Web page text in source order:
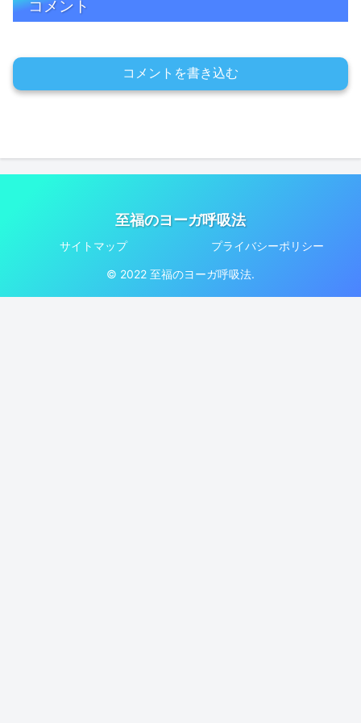
コメント
コメントを書き込む
至福のヨーガ呼吸法
サイトマップ プライバシーポリシー
© 2022 至福のヨーガ呼吸法.